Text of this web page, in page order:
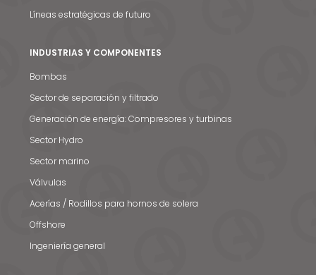
Líneas estratégicas de futuro
INDUSTRIAS Y COMPONENTES
Bombas
Sector de separación y filtrado
Generación de energía: Compresores y turbinas
Sector Hydro
Sector marino
Válvulas
Acerías / Rodillos para hornos de solera
Offshore
Ingeniería general